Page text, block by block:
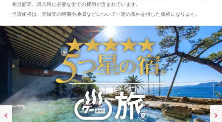
相当額等、購入時に必要な全ての費用が含まれています。
当該価格は、登録等の時期や地域などについて一定の条件を付した価格になります。